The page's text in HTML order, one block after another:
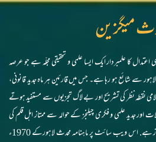
میگزین
کا علمبردار ایک ایسا علمی و تحقیقی مجلّہ ہے جو عرصہ
سے شائع ہو رہا ہے۔ جس میں قارئین ہر ماہ جدید قانونی،
نقطہ نظر کی تشریح اور بے لاگ تجزیوں سے مستفید ہوتے
جدید علمی و فکری چیلنجز کے حوالہ سے ممتاز اہل قلم کی
نگارشات پیش کرنا اس رسالہ کا طرہ امتیاز ہے. اس ویب سائٹ پر ماہنامہ محدث لاہورکے 1970ء